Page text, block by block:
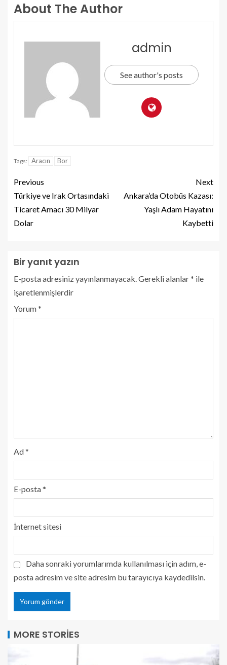
About The Author
admin
See author's posts
Tags: Aracın Bor
Previous
Türkiye ve Irak Ortasındaki
Ticaret Amacı 30 Milyar
Dolar
Next
Ankara’da Otobüs Kazası:
Yaşlı Adam Hayatını
Kaybetti
Bir yanıt yazın
E-posta adresiniz yayınlanmayacak.Gerekli alanlar* ile
işaretlenmişlerdir
Yorum*
Ad*
E-posta*
İnternet sitesi
Daha sonraki yorumlarımda kullanılması için adım, e-
posta adresim ve site adresim bu tarayıcıya kaydedilsin.
MORE STORIES